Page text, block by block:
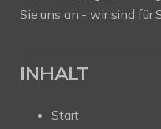
Sie uns an - wir sind für
INHALT
Start